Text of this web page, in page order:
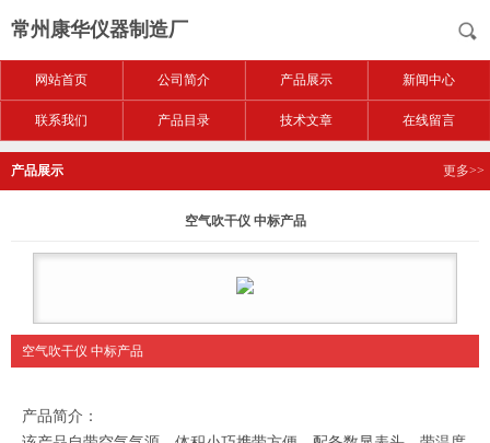
常州康华仪器制造厂
网站首页 公司简介 产品展示 新闻中心
联系我们 产品目录 技术文章 在线留言
产品展示 更多>>
空气吹干仪 中标产品
空气吹干仪 中标产品
产品简介：